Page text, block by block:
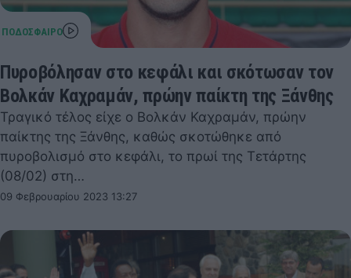
Πυροβόλησαν στο κεφάλι και σκότωσαν τον
Βολκάν Καχραμάν, πρώην παίκτη της Ξάνθης
Τραγικό τέλος είχε ο Βολκάν Καχραμάν, πρώην
παίκτης της Ξάνθης, καθώς σκοτώθηκε από
πυροβολισμό στο κεφάλι, το πρωί της Τετάρτης
(08/02) στη…
09 Φεβρουαρίου 2023 13:27